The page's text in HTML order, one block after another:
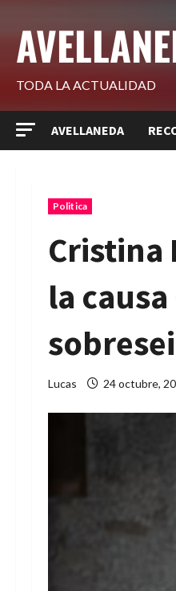
contenido
TODA LA ACTUALIDAD
AVELLANEDA
Politica
Cristina
la
Lucas 24 octubre,